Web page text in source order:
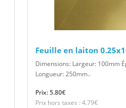
Feuille en laiton
Dimensions: Largeur: 100mm
Longueur: 250mm..
Prix: 5.80€
Prix hors taxes : 4.79€